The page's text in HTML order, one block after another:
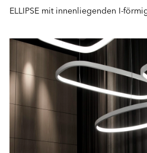
ELLIPSE mit innenliegenden I-